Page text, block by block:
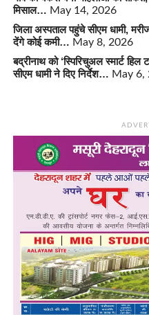
मिसाल… May 14, 2026
जिला अस्पताल पहुंचे सीएम धामी,
देंगे कोई कमी… May 8, 2026
बद्रीनाथ को ‘स्पिरिचुअल स्मार्ट
सीएम धामी ने दिए निर्देश… May 6,